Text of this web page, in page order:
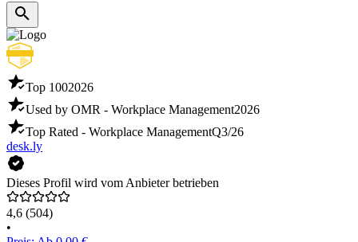
Top 1002026
Used by OMR - Workplace Management2026
Top Rated - Workplace ManagementQ3/26
desk.ly
Dieses Profil wird vom Anbieter betrieben
4,6 (504)
•